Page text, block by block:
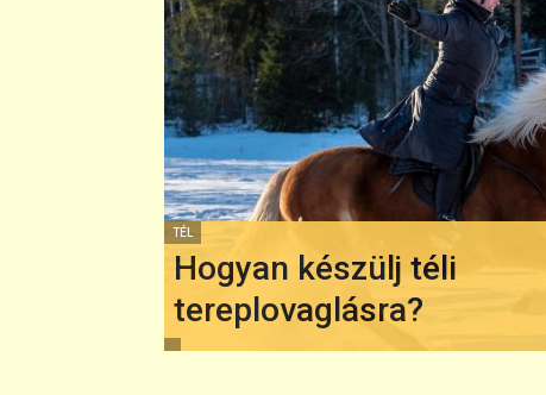
TÉL
Hogyan készülj téli
tereplovaglásra?